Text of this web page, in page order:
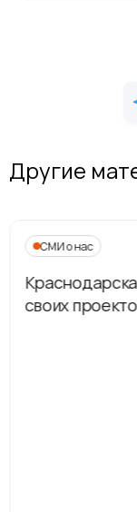
Другие
СМИ о нас
своих